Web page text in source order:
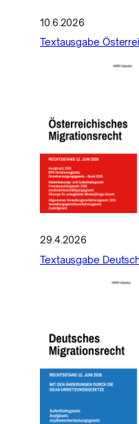
10.6.2026
Textausgabe
29.4.2026
Textausgabe